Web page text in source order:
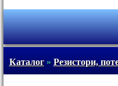
Каталог» Резистори,